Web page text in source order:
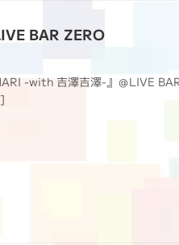
BAR ZERO
-with 吉澤吉澤-』＠LIVE